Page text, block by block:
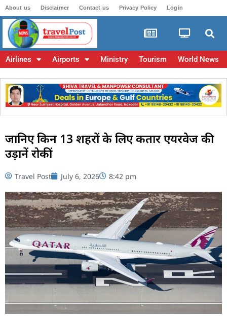
About us Disclaimer Contact us Privacy Policy Login
Airlines Airports Ministry Tourism World News
जानिए किन 13 शहरों के लिए कतार एयरवेज की
उड़ानें रोकीं
Travel Post July 6, 2026 8:42 pm